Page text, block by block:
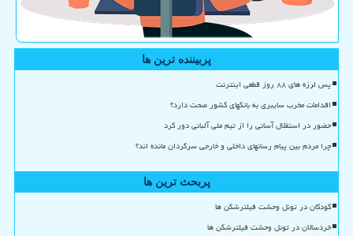
پربیننده ترین ها
پس لرزه های ۸۸ روز قطعی اینترنت
اقدامات مخرب سایبری به بانکهای کشور صحت دارد؟
حضور در استقلال آسانی را از تیم ملی آلبانی دور کرد
چرا مردم بین پیام رسانهای داخلی و خارجی سرگردان مانده اند؟
پربحث ترین ها
کودکان در تونل وحشت فیلترشکن ها
خردسالان در تونل وحشت فیلترشکن ها